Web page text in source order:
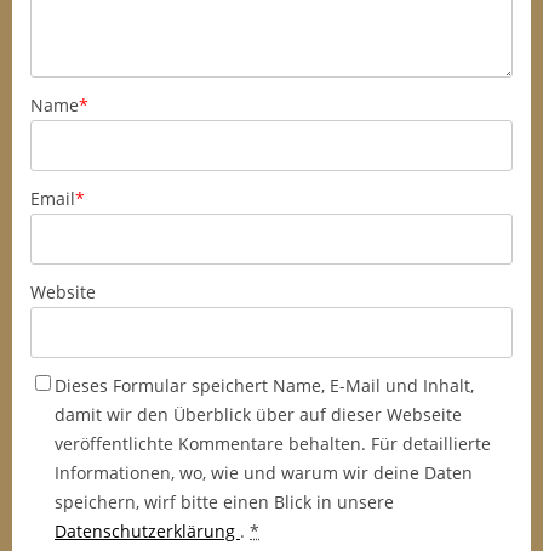
Name*
Email*
Website
Dieses Formular speichert Name, E-Mail und Inhalt,
damit wir den Überblick über auf dieser Webseite
veröffentlichte Kommentare behalten. Für detaillierte
Informationen, wo, wie und warum wir deine Daten
speichern, wirf bitte einen Blick in unsere
Datenschutzerklärung . *